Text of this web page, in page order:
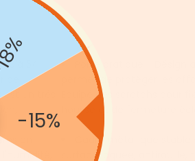
54
un trés
Porte pratique - Désign
permet de protéger les
Equipé des scratchs pour
housse et de fermeture
en
Cadre métallique
surface laquée, antirouille,
-15%